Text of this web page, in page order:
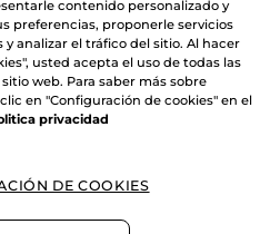
MÁS
contenido personalizado y
preferencias, proponerle servicios
y analizar el tráfico del sitio. Al hacer
usted acepta el uso de todas las
web. Para saber más sobre
en "Configuración de cookies" en el
privacidad
DE COOKIES